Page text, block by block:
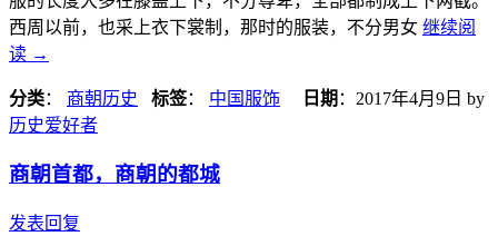
西周以前，也采上衣下裳制，那时的服装，不分男女 继续阅
读 →
分类： 商朝历史 标签： 中国服饰 日期 ： 2017年4月9日 by
历史爱好者
商朝首都，商朝的都城
发表回复